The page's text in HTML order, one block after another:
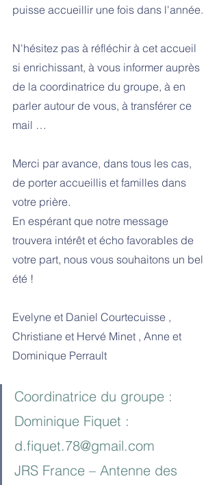
puisse accueillir une fois dans l'année.
N'hésitez pas à réfléchir à cet accueil
si enrichissant, à vous informer auprès
de la coordinatrice du groupe, à en
parler autour de vous, à transférer ce
mail …
Merci par avance, dans tous les cas,
de porter accueillis et familles dans
votre prière.
En espérant que notre message
trouvera intérêt et écho favorables de
votre part, nous vous souhaitons un bel
été !
Evelyne et Daniel Courtecuisse ,
Christiane et Hervé Minet , Anne et
Dominique Perrault
Coordinatrice du groupe :
Dominique Fiquet :
d.fiquet.78@gmail.com
JRS France – Antenne des